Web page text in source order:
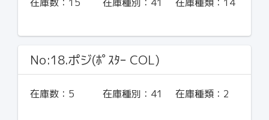
No:18.ポジ(ﾎﾟｽﾀｰ COL)
在庫数： 5 在庫種別： 41 在庫種類： 2